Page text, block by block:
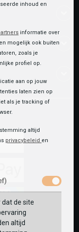
inhoud en
informatie over
mogelijk ook buiten
zoals je
profiel op.
aan op jouw
laten zien op
als je tracking of
altijd
privacybeleid en
dat de site
altijd